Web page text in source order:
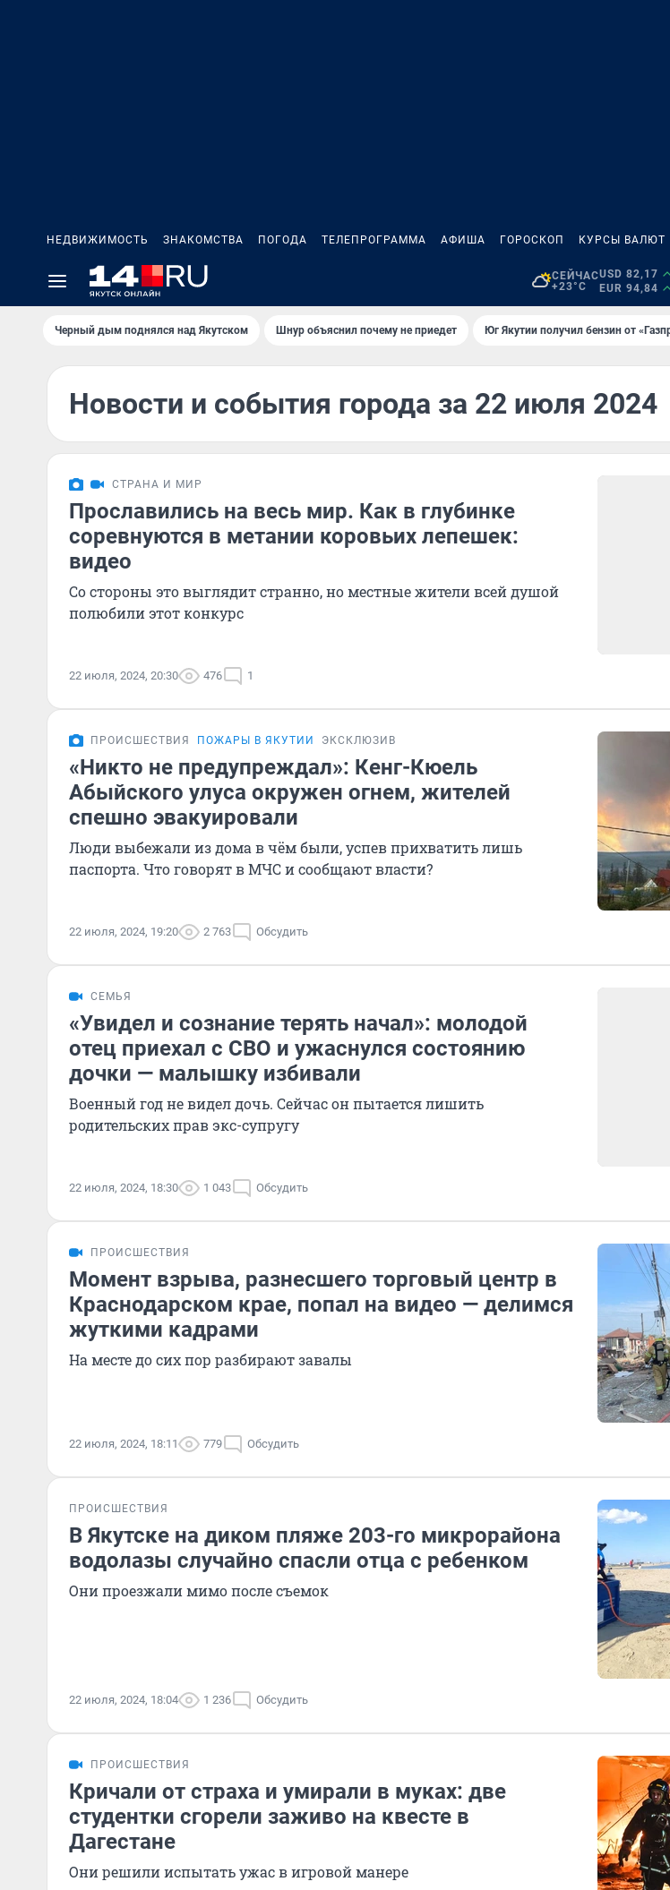
НЕДВИЖИМОСТЬ ЗНАКОМСТВА ПОГОДА ТЕЛЕПРОГРАММА АФИША ГОРОСКОП КУРСЫ ВАЛЮТ
СЕЙЧАС
+23°C
USD 82,17
EUR 94,84
Черный дым поднялся над Якутском Шнур объяснил почему не приедет Юг Якутии получил бензин от
Новости и события города за 22 июля 2024
СТРАНА И МИР
Прославились на весь мир. Как в глубинке
соревнуются в метании коровьих лепешек:
видео
Со стороны это выглядит странно, но местные жители всей душой
полюбили этот конкурс
22 июля, 2024, 20:30 476 1
ПРОИСШЕСТВИЯ ПОЖАРЫ В ЯКУТИИ ЭКСКЛЮЗИВ
«Никто не предупреждал»: Кенг-Кюель
Абыйского улуса окружен огнем, жителей
спешно эвакуировали
Люди выбежали из дома в чём были, успев прихватить лишь
паспорта. Что говорят в МЧС и сообщают власти?
22 июля, 2024, 19:20 2 763 Обсудить
СЕМЬЯ
«Увидел и сознание терять начал»: молодой
отец приехал с СВО и ужаснулся состоянию
дочки — малышку избивали
Военный год не видел дочь. Сейчас он пытается лишить
родительских прав экс-супругу
22 июля, 2024, 18:30 1 043 Обсудить
ПРОИСШЕСТВИЯ
Момент взрыва, разнесшего торговый центр в
Краснодарском крае, попал на видео — делимся
жуткими кадрами
На месте до сих пор разбирают завалы
22 июля, 2024, 18:11 779 Обсудить
ПРОИСШЕСТВИЯ
В Якутске на диком пляже 203-го микрорайона
водолазы случайно спасли отца с ребенком
Они проезжали мимо после съемок
22 июля, 2024, 18:04 1 236 Обсудить
ПРОИСШЕСТВИЯ
Кричали от страха и умирали в муках: две
студентки сгорели заживо на квесте в
Дагестане
Они решили испытать ужас в игровой манере